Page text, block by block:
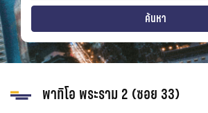
strain-station
sprice
ค้นหา
พาทิโอ พระราม 2 (ซอย 33)